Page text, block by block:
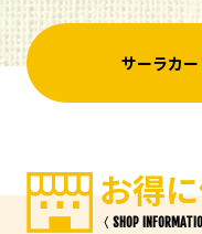
サーラカ
お得
〈 SHOP